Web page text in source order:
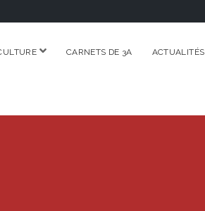
ouvrirCARNETS DE 3A ACTUALITÉS